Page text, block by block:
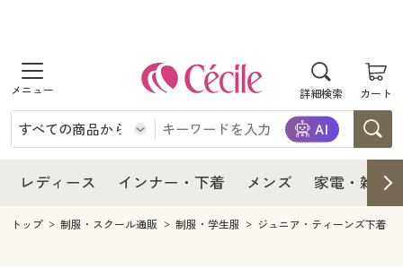
詳細検索 カート
商品を探す
レディース
レディースファッション
インナー・下着
インナー・下着通販すべて
メンズ
レディース インナー・下着 メンズ 家電・雑貨
レディース
レディース通販すべて
レディースファッション
インナー・下着
インナー・下着通販すべて
メンズ
トップ 制服・スクール通販 制服・学生服 ジュニア・ティーンズ下着